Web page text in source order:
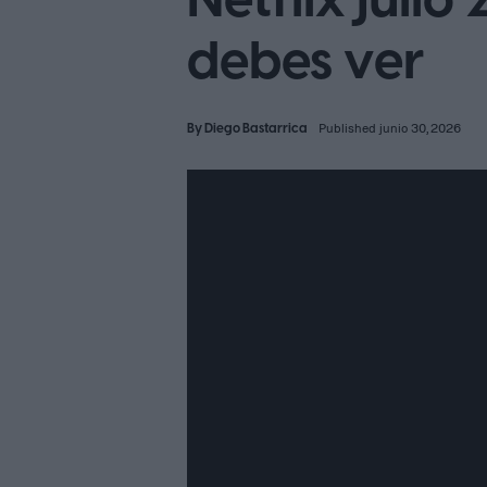
debes ver
ByDiego Bastarrica Published junio 30, 2026